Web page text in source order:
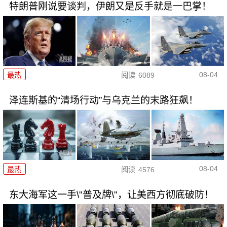
特朗普刚说要谈判，伊朗又是反手就是一巴掌！
最热 阅读 6089 08-04
泽连斯基的“清场行动”与乌克兰的末路狂飙！
最热 阅读 4576 08-04
东大海军这一手\"普及牌\"，让美西方彻底破防！